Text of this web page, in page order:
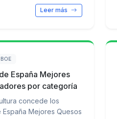
Leer más
BOE
España Mejores
por categoría
concede los
España Mejores Quesos